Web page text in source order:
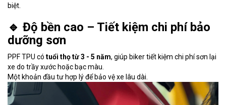
biệt.
🔹 Độ bền cao – Tiết kiệm chi phí bảo
dưỡng sơn
PPF TPU có tuổi thọ từ 3 - 5 năm, giúp biker tiết kiệm chi phí sơn lại
xe do trầy xước hoặc bạc màu.
Một khoản đầu tư hợp lý để bảo vệ xe lâu dài.